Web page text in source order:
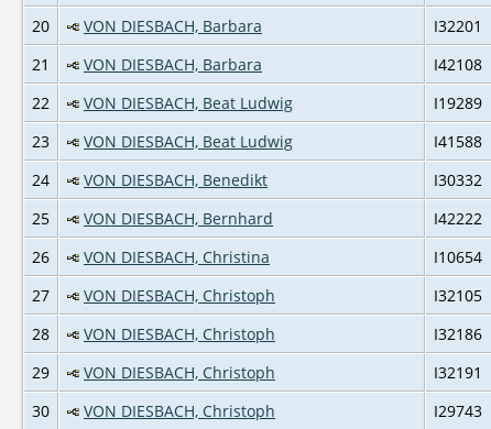
20
VON DIESBACH, Barbara I32201
21
VON DIESBACH, Barbara I42108
22
VON DIESBACH, Beat Ludwig I19289
23
VON DIESBACH, Beat Ludwig I41588
24
VON DIESBACH, Benedikt I30332
25
VON DIESBACH, Bernhard I42222
26
VON DIESBACH, Christina I10654
27
VON DIESBACH, Christoph I32105
28
VON DIESBACH, Christoph I32186
29
VON DIESBACH, Christoph I32191
30
VON DIESBACH, Christoph I29743